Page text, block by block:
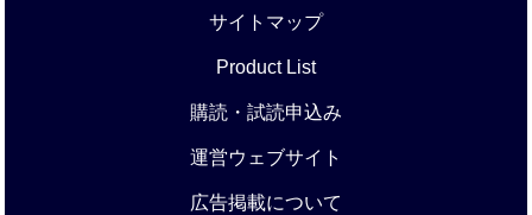
サイトマップ
Product List
購読・試読申込み
運営ウェブサイト
広告掲載について